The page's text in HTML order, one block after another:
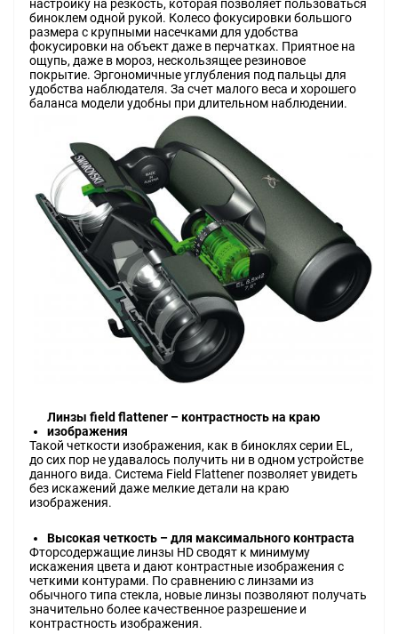
настройку на резкость, которая позволяет пользоваться
биноклем одной рукой. Колесо фокусировки большого
размера с крупными насечками для удобства
фокусировки на объект даже в перчатках. Приятное на
ощупь, даже в мороз, нескользящее резиновое
покрытие. Эргономичные углубления под пальцы для
удобства наблюдателя. За счет малого веса и хорошего
баланса модели удобны при длительном наблюдении.
Линзы field flattener – контрастность на краю
изображения
Такой четкости изображения, как в биноклях серии EL,
до сих пор не удавалось получить ни в одном устройстве
данного вида. Система Field Flattener позволяет увидеть
без искажений даже мелкие детали на краю
изображения.
Высокая четкость – для максимального контраста
Фторсодержащие линзы HD сводят к минимуму
искажения цвета и дают контрастные изображения с
четкими контурами. По сравнению с линзами из
обычного типа стекла, новые линзы позволяют получать
значительно более качественное разрешение и
контрастность изображения.